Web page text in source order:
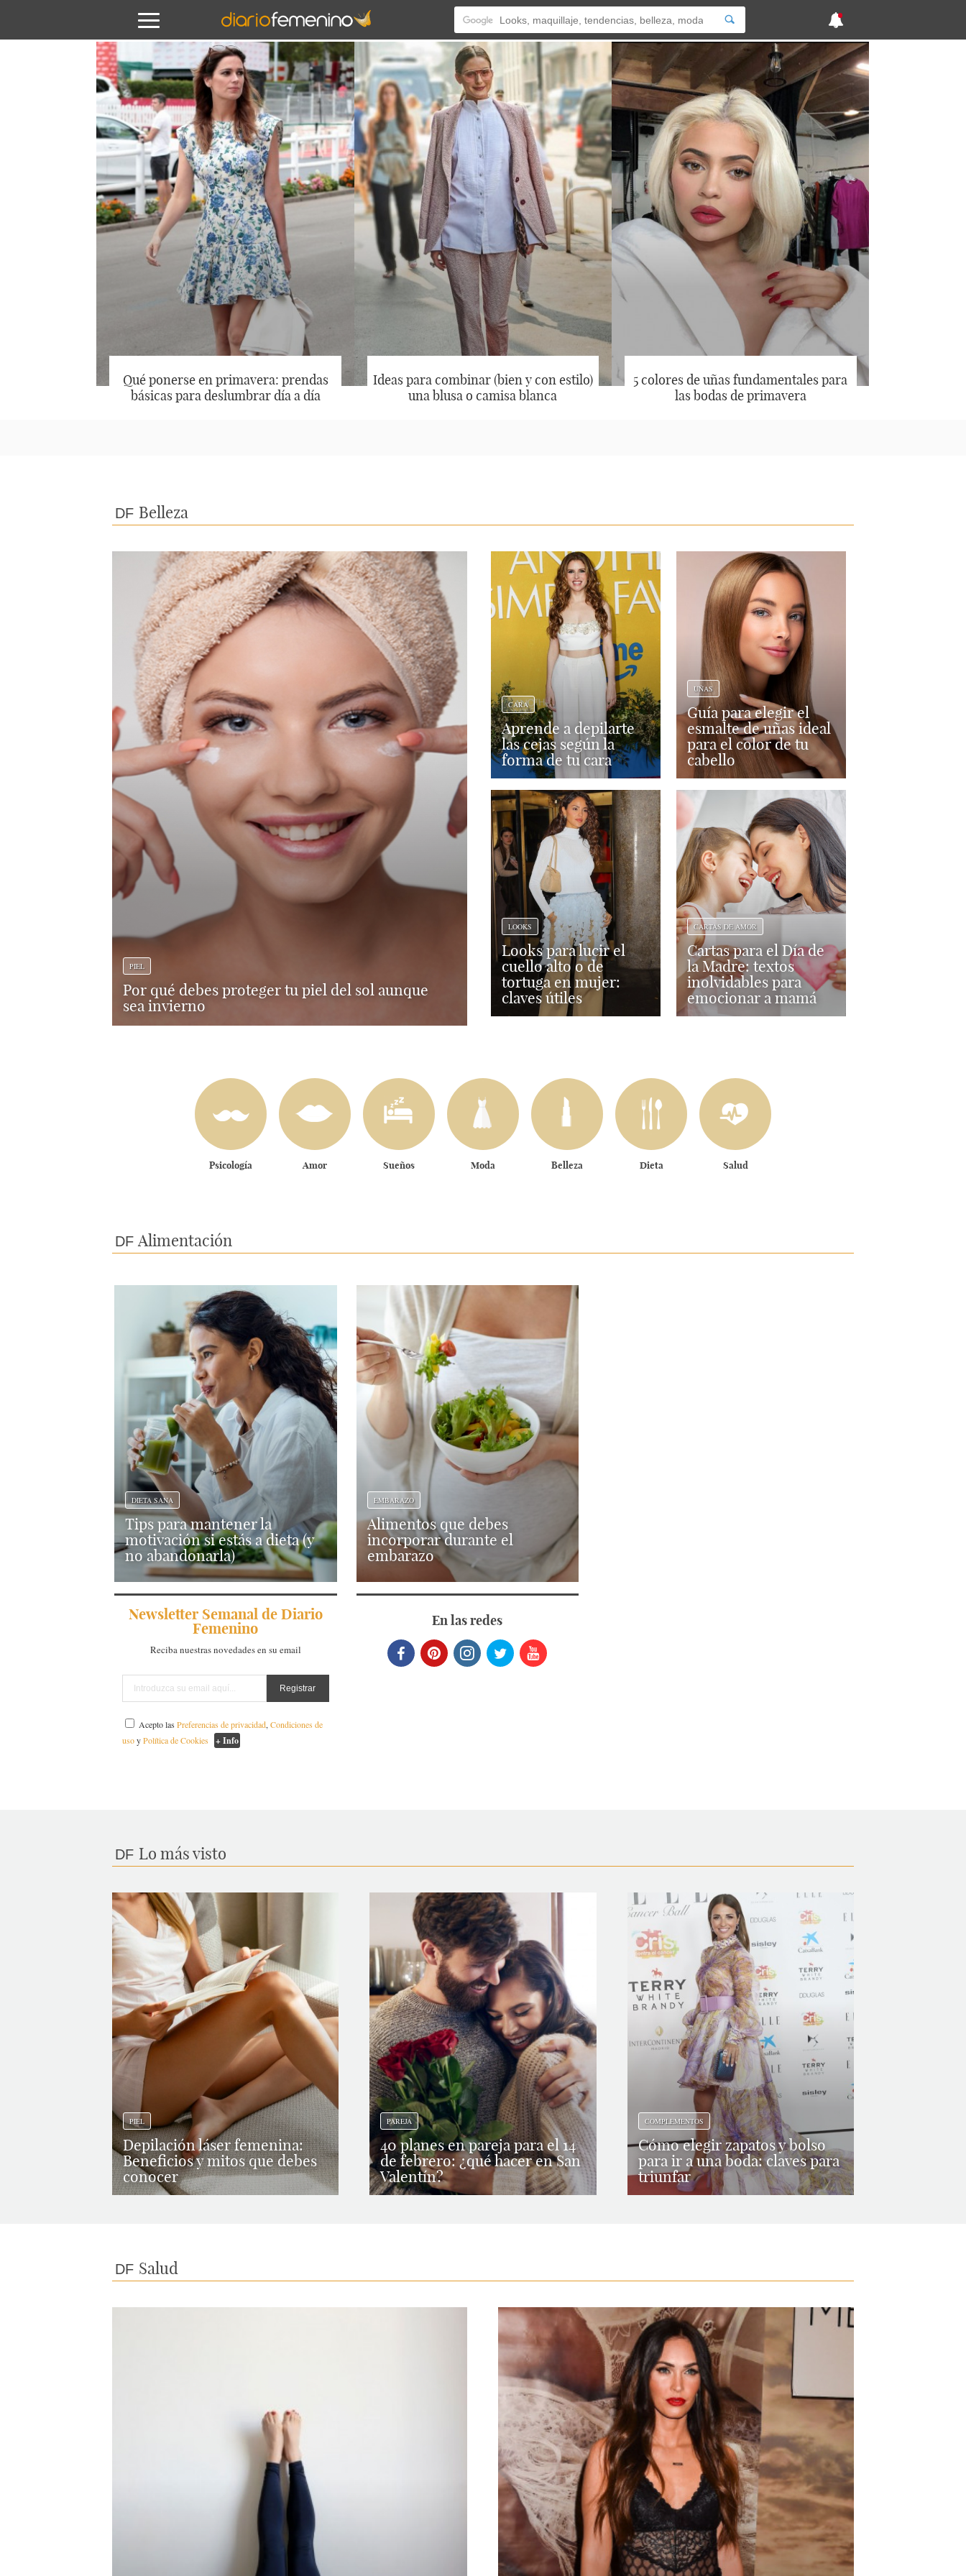
Qué ponerse en primavera: prendas
básicas para deslumbrar día a día
Ideas para combinar (bien y con estilo)
una blusa o camisa blanca
5 colores de uñas fundamentales para
las bodas de primavera
Belleza
PIEL
Por qué debes proteger tu piel del sol aunque
sea invierno
CARA
Aprende a depilarte
las cejas según la
forma de tu cara
UÑAS
Guía para elegir el
esmalte de uñas ideal
para el color de tu
cabello
LOOKS
Looks para lucir el
cuello alto o de
tortuga en mujer:
claves útiles
CARTAS DE AMOR
Cartas para el Día de
la Madre: textos
inolvidables para
emocionar a mamá
Psicología Amor Sueños Moda Belleza Dieta Salud
Alimentación
DIETA SANA
Tips para mantener la
motivación si estás a dieta (y
no abandonarla)
EMBARAZO
Alimentos que debes
incorporar durante el
embarazo
Newsletter Semanal de Diario
Femenino
Reciba nuestras novedades en su email
Acepto las Preferencias de privacidad,Condiciones de
usoyPolítica de Cookies + Info
En las redes
Lo más visto
PIEL
Depilación láser femenina:
Beneficios y mitos que debes
conocer
PAREJA
40 planes en pareja para el 14
de febrero: ¿qué hacer en San
Valentín?
COMPLEMENTOS
Cómo elegir zapatos y bolso
para ir a una boda: claves para
triunfar
Salud